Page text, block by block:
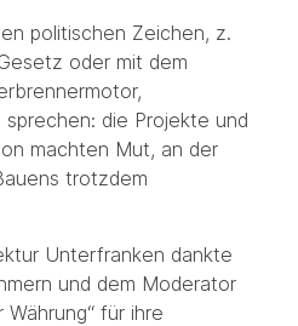
politischen Zeichen, z.
oder mit dem
die Projekte und
machten Mut, an der
trotzdem
Unterfranken dankte
und dem Moderator
für ihre